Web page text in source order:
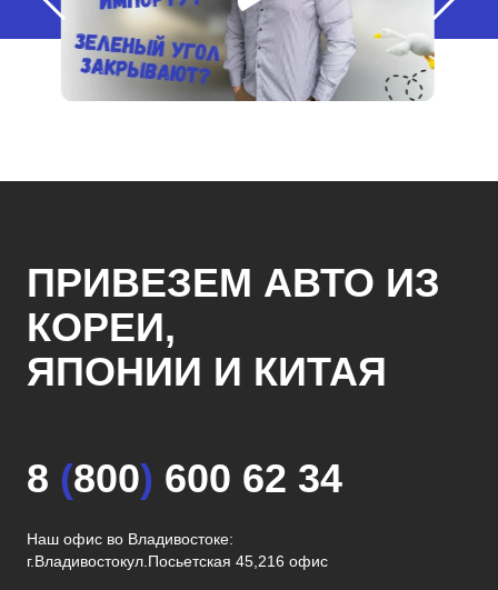
ПРИВЕЗЕМ АВТО ИЗ
КОРЕИ,
ЯПОНИИ И КИТАЯ
8 (800) 600 62 34
Наш офис во Владивостоке:
г.Владивостокул.Посьетская 45,216 офис